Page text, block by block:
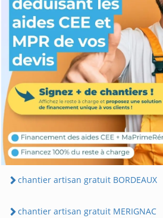
chantier artisan gratuit BORDEAUX
chantier artisan gratuit MERIGNAC